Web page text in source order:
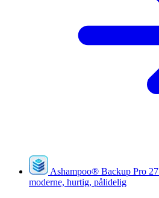
Ashampoo® Backup Pro 27
moderne, hurtig, pålidelig